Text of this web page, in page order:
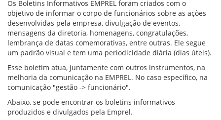
VÍDEOS
ORGANOGRAMA
CONSELHOS
LOCALIZAÇÃO
GESTORES
GOVERNANÇA
NOTÍCIAS
COMISSÕES
Os Boletins Informativos EMPREL foram criados com o
objetivo de informar o corpo de funcionários sobre as ações
desenvolvidas pela empresa, divulgação de eventos,
mensagens da diretoria, homenagens, congratulações,
lembrança de datas comemorativas, entre outras. Ele segue
um padrão visual e tem uma periodicidade diária (dias úteis).
Esse boletim atua, juntamente com outros instrumentos, na
melhoria da comunicação na EMPREL. No caso específico, na
comunicação "gestão -> funcionário".
Abaixo, se pode encontrar os boletins informativos
produzidos e divulgados pela Emprel.